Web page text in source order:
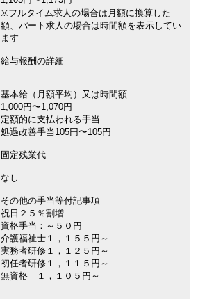
※フルタイム求人の場合は月額に換算した
額、パート求人の場合は時間額を表示してい
ます
給与報酬の詳細
基本給（月額平均）又は時間額
1,000円〜1,070円
定額的に支払われる手当
処遇改善手当105円〜105円
固定残業代
なし
その他の手当等付記事項
祝日２５％割増
資格手当：～５０円
介護福祉士１，１５５円～
実務者研修１，１２５円～
初任者研修１，１１５円～
無資格 １，１０５円～